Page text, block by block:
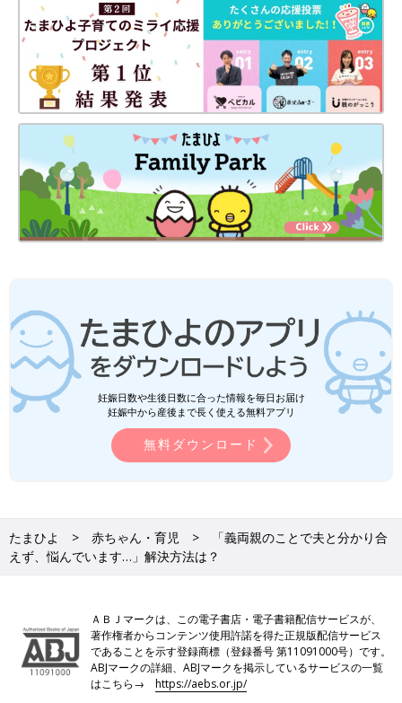
妊娠日数や生後日数に合った情報を毎日お届け
妊娠中から産後まで長く使える無料アプリ
無料ダウンロード
たまひよ 赤ちゃん・育児
「義両親のことで夫と分かり合
えず、悩んでいます…」解決方法は？
ＡＢＪマークは、この電子書店・電子書籍配信サービスが、
著作権者からコンテンツ使用許諾を得た正規版配信サービス
であることを示す登録商標（登録番号 第11091000号）です。
ABJマークの詳細、ABJマークを掲示しているサービスの一覧
はこちら→https://aebs.or.jp/